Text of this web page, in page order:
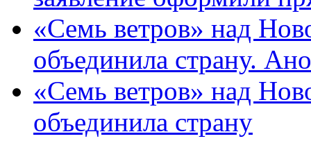
«Семь ветров» над
объединила страну.
«Семь ветров» над
объединила страну